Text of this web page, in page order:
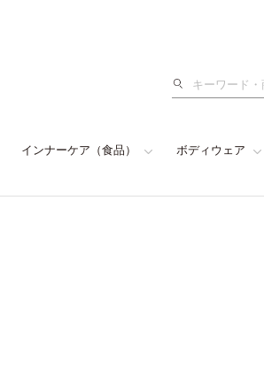
検
インナーケア（食品） ボディウェア